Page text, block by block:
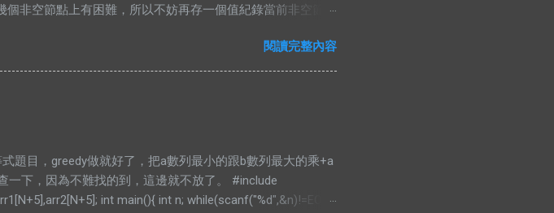
非空節點上有困難，所以不妨再存一個值紀錄當前非空節點
他吧XDD #include <bits/stdc++.h> using namespace std;
long long lld; typedef pair<int, int> PII; #define FF first
int cnt; bool operator<(const bian& a)const{ return
struct Node{ int len=0; int cnt=0; } arr[4*N]; void pull(int id, int
閱讀完整內容
題目，greedy做就好了，把a數列最小的跟b數列最大的乘+a
一下，因為不難找的到，這邊就不放了。 #include
int main(){ int n; while(scanf("%d",&n)!=EOF){